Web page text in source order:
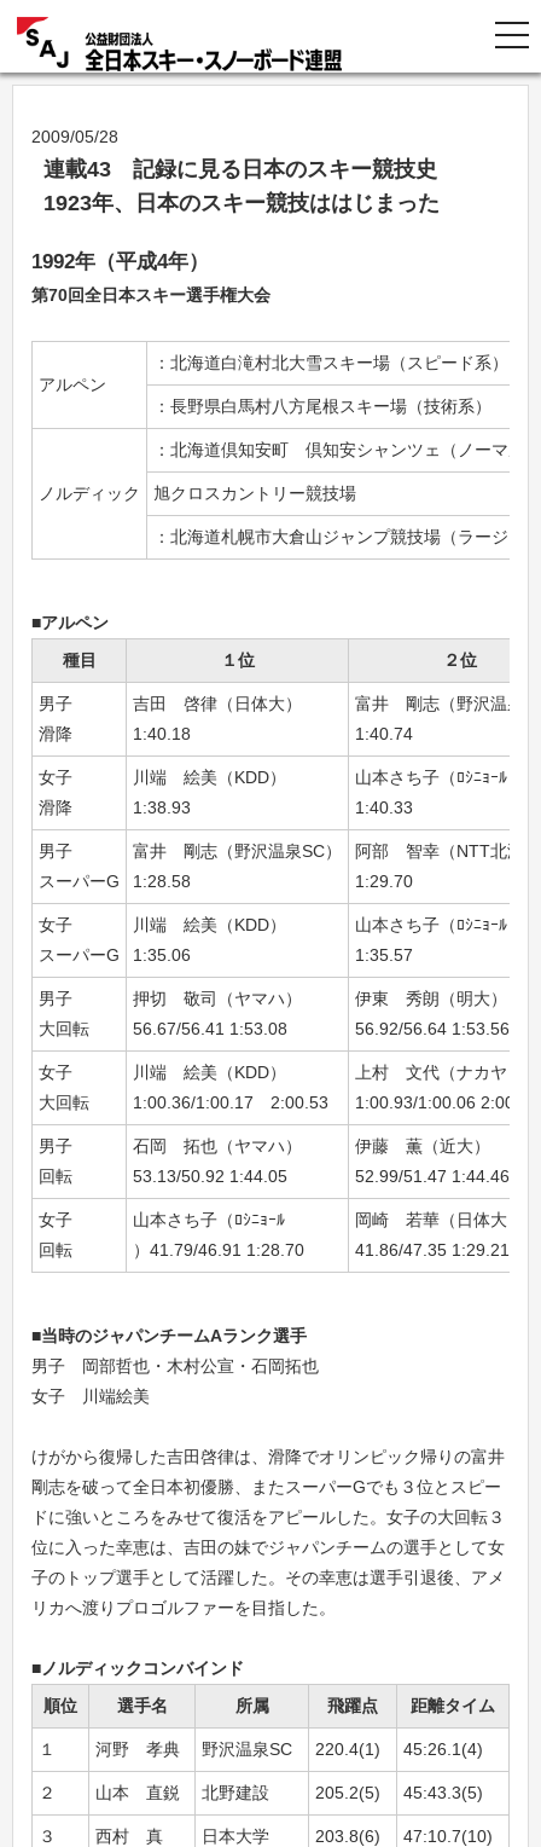
2009/05/28
連載43 記録に見る日本のスキー競技史
1923年、日本のスキー競技ははじまった
1992年（平成4年）
第70回全日本スキー選手権大会
アルペン
：北海道白滝村北大雪スキー場（スピード系）
：長野県白馬村八方尾根スキー場（技術系）
ノルディック
：北海道倶知安町 倶知安シャンツェ（ノーマル
旭クロスカントリー競技場
：北海道札幌市大倉山ジャンプ競技場（ラージヒ
■アルペン
種目
１位 ２位
男子
滑降
吉田 啓律（日体大）
1:40.18
富井 剛志（野沢温泉
1:40.74
女子
滑降
川端 絵美（KDD）
1:38.93
山本さち子（ﾛｼﾆｮｰﾙ）
1:40.33
男子
スーパーG
富井 剛志（野沢温泉SC）
1:28.58
阿部 智幸（NTT北海
1:29.70
女子
スーパーG
川端 絵美（KDD）
1:35.06
山本さち子（ﾛｼﾆｮｰﾙ）
1:35.57
男子
大回転
押切 敬司（ヤマハ）
56.67/56.41 1:53.08
伊東 秀朗（明大）
56.92/56.64 1:53.56
女子
大回転
川端 絵美（KDD）
1:00.36/1:00.17 2:00.53
上村 文代（ナカヤ）
1:00.93/1:00.06 2:00.99
男子
回転
石岡 拓也（ヤマハ）
53.13/50.92 1:44.05
伊藤 薫（近大）
52.99/51.47 1:44.46
女子
回転
山本さち子（ﾛｼﾆｮｰﾙ
）41.79/46.91 1:28.70
岡崎 若華（日体大）
41.86/47.35 1:29.21
■当時のジャパンチームAランク選手
男子 岡部哲也・木村公宣・石岡拓也
女子 川端絵美
けがから復帰した吉田啓律は、滑降でオリンピック帰りの富井
剛志を破って全日本初優勝、またスーパーGでも３位とスピー
ドに強いところをみせて復活をアピールした。女子の大回転３
位に入った幸恵は、吉田の妹でジャパンチームの選手として女
子のトップ選手として活躍した。その幸恵は選手引退後、アメ
リカへ渡りプロゴルファーを目指した。
■ノルディックコンバインド
順位
選手名 所属 飛躍点 距離タイム
１ 河野 孝典 野沢温泉SC 220.4(1) 45:26.1(4)
２ 山本 直鋭 北野建設 205.2(5) 45:43.3(5)
３ 西村 真 日本大学 203.8(6) 47:10.7(10)